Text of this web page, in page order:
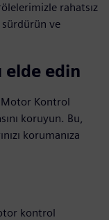
rahatsız
sürdürün ve
elde edin
Motor Kontrol
koruyun. Bu,
korumanıza
kontrol